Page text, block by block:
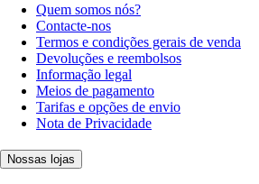
Quem somos nós?
Contacte-nos
Termos e condições gerais de venda
Devoluções e reembolsos
Informação legal
Meios de pagamento
Tarifas e opções de envio
Nota de Privacidade
Nossas lojas